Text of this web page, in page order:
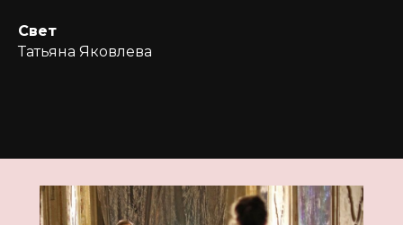
Свет
Татьяна Яковлева